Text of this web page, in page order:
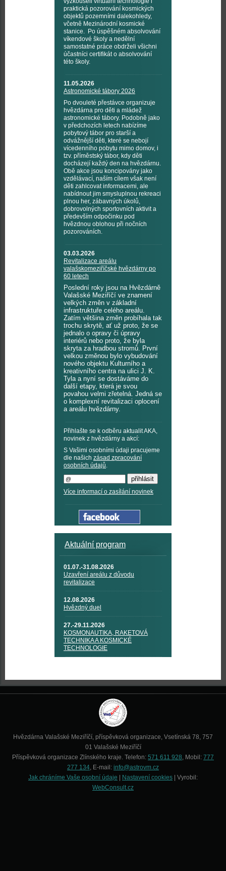
praktická pozorování kosmických
objektů pozemními dalekohledy,
včetně Mezinárodní kosmické
stanice. Po úspěšném absolvování
víkendové školy a nedělní
samostatné práce obdrželi všichni
účastníci certifikát o absolvování
této školy.
11.05.2026
Astronomické tábory 2026
Po dvouleté přestávce organizuje
hvězdárna pro děti a mládež
astronomické tábory. Podobně jako
v předchozích letech nabízíme
pobytový tábor pro starší a
odvážnější děti, které se nebojí
vícedenního pobytu mimo domov, i
tzv. příměstský tábor, kdy děti
docházejí každý den na hvězdárnu.
Obě akce jsou koncipovány jako
vzdělávací, naším cílem však není
děti zahlcovat informacemi, ale
nabídnout jim smysluplnou rekreaci
plnou her, zábavných úkolů,
dobrovolných sportovních aktivit a
především odpočinku pod
hvězdnou oblohou při nočních
pozorováních.
03.03.2026
Revitalizace areálu
valašskomeziříčské hvězdárny po
60 letech
Poslední roky jsou na Hvězdárně
Valašské Meziříčí ve znamení
velkých změn v základní
infrastruktuře celého areálu.
Zatím většina změn probíhala tak
trochu skrytě, ať už proto, že se
jednalo o opravy či úpravy
interiérů nebo proto, že byla
skryta za hradbou stromů. První
velkou změnou bylo vybudování
nového objektu Kulturního a
kreativního centra na ulici J. K.
Tyla a nyní se dostáváme do
další etapy, která je svou
povahou velmi zřetelná. Jedná se
o komplexní revitalizaci oplocení
a areálu hvězdárny.
Přihlašte se k odběru aktualit AKA,
novinek z hvězdárny a akcí:
S Vašimi osobními údaji pracujeme
dle našich zásad zpracování
osobních údajů.
Více informací o zasílání novinek
Aktuální program
01.07.-31.08.2026
Uzavření areálu z důvodu
revitalizace
12.08.2026
Hvězdný duel
27.-29.11.2026
KOSMONAUTIKA, RAKETOVÁ
TECHNIKA A KOSMICKÉ
TECHNOLOGIE
Hvězdárna Valašské Meziříčí, příspěvková organizace, Vsetínská 78, 757
01 Valašské Meziříčí
Příspěvková organizace Zlínského kraje. Telefon: 571 611 928, Mobil: 777
277 134, E-mail: info@astrovm.cz
Jak chráníme Vaše osobní údaje
Nastavení cookies | Vyrobil:
WebConsult.cz